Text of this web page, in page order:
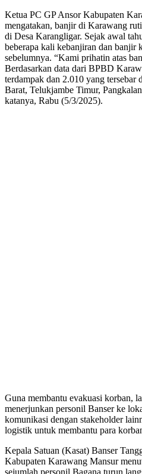
Ketua PC GP Ansor Kabupaten
mengatakan, banjir di Karawang
di Desa Karangligar. Sejak awal
beberapa kali kebanjiran dan banjir
sebelumnya. “Kami prihatin atas
Berdasarkan data dari BPBD
terdampak dan 2.010 yang tersebar
Barat, Telukjambe Timur,
katanya, Rabu (5/3/2025).
Guna membantu evakuasi korban,
menerjunkan personil Banser ke
komunikasi dengan stakeholder
logistik untuk membantu para
Kepala Satuan (Kasat) Banser
Kabupaten Karawang Mansur
sejumlah personil Bagana turun